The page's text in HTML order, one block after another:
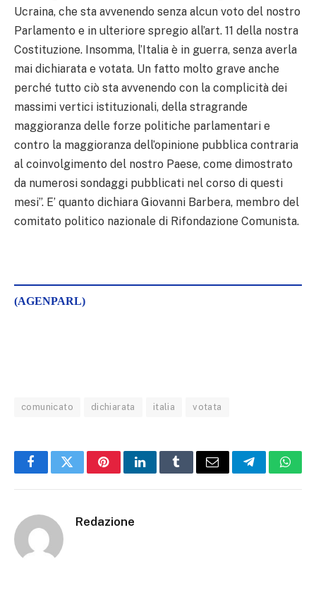
Ucraina, che sta avvenendo senza alcun voto del nostro
Parlamento e in ulteriore spregio all’art. 11 della nostra
Costituzione. Insomma, l’Italia è in guerra, senza averla
mai dichiarata e votata. Un fatto molto grave anche
perché tutto ciò sta avvenendo con la complicità dei
massimi vertici istituzionali, della stragrande
maggioranza delle forze politiche parlamentari e
contro la maggioranza dell’opinione pubblica contraria
al coinvolgimento del nostro Paese, come dimostrato
da numerosi sondaggi pubblicati nel corso di questi
mesi”. E’ quanto dichiara Giovanni Barbera, membro del
comitato politico nazionale di Rifondazione Comunista.
(AGENPARL)
comunicato dichiarata italia votata
FacebookTwitterPinterestLinkedInTumblrEmail Telegram
Redazione